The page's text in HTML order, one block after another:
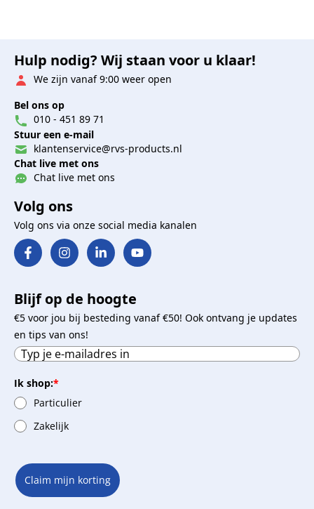
Hulp nodig? Wij staan voor u klaar!
We zijn vanaf 9:00 weer open
Bel ons op
010 - 451 89 71
Stuur een e-mail
klantenservice@rvs-products.nl
Chat live met ons
Chat live met ons
Volg ons
Volg ons via onze social media kanalen
Blijf op de hoogte
€5 voor jou bij besteding vanaf €50! Ook ontvang je updates
en tips van ons!
Ik shop:*
Particulier
Zakelijk
Claim mijn korting